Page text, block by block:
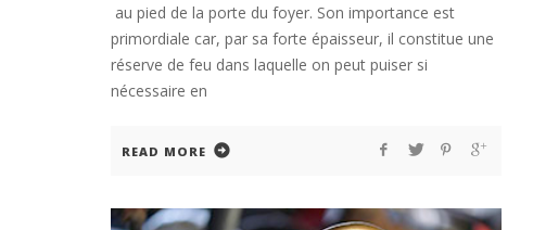
au pied de la porte du foyer. Son importance est
primordiale car, par sa forte épaisseur, il constitue une
réserve de feu dans laquelle on peut puiser si
nécessaire en
READ MORE